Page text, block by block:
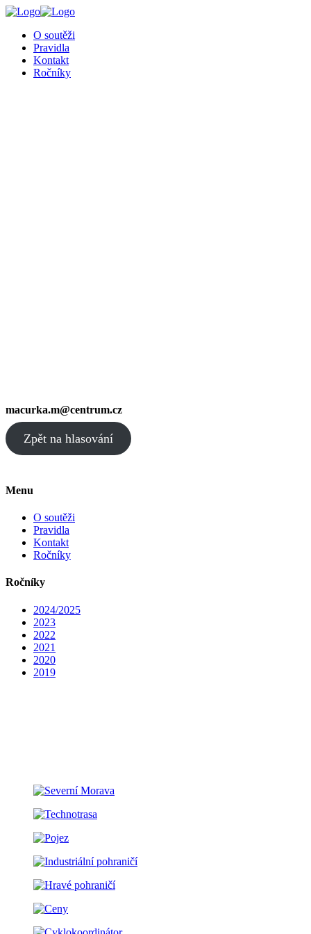
O soutěži
Pravidla
Kontakt
Ročníky
macurka.m@centrum.cz
Zpět na hlasování
Menu
O soutěži
Pravidla
Kontakt
Ročníky
Ročníky
2024/2025
2023
2022
2021
2020
2019